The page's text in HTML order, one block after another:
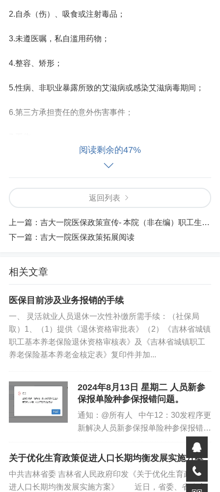
2.自杀（伤）、吸食或注射毒品；
3.未遵医嘱，私自滥用药物；
4.整容、矫形；
5.性病、非职业暴露所致的艾滋病或感染艾滋病毒期间；
6.第三方承担责任的意外伤害事件；
8.其他不适合领取医院补助的情况。
4、办理流程
初审，初审无误后发给《职工大病医疗补助申请表》；
院费用明细、结算票据原件、住院病历复印件及出院诊断
3.院务会审批：院办负责人将职工的申请材料及复核意见
提交院务会讨论审批并形成会议纪要；
4.领取补助：职工凭院务会会议纪要、申请材料以及个人
有效证件到财务部领取补助。
备注：院发[2018]94号文件
免责声明
》，如仍保
标签: 吉大一院 医保社保
阅读剩余的47%
返回列表
上一篇： 吉大一院医保政策宣传- 本院（非在编）职工生育津贴领取须知
下一篇： 吉大一院医保政策拓展阅读
相关文章
医保目前涉及业务报销的手续
一、 灵活就业人员退休一次性补缴所需手续：（社保局
取）1、（1）提供《退休资格审批表》（2）《吉林省城镇
职工基本养老保险退休资格审核表》及《吉林省城镇职工
养老保险基本养老金核定表》复印件并加...
2024年8月13日 星期二 人员新参
保报单险种参保报错问题。
通知：@所有人 中午12：30发程序更
新解决人员新参保报单险种参保报错问
关于优化生育政策促进人口长期均衡发展实施方案
中共吉林省委 吉林省人民政府印发《关于优化生育政策促
进人口长期均衡发展实施方案》 近日，省委、省政府